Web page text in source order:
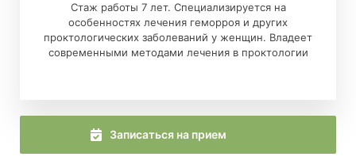
Стаж работы 7 лет. Специализируется на
особенностях лечения геморроя и других
проктологических заболеваний у женщин. Владеет
современными методами лечения в проктологии
Записаться на прием